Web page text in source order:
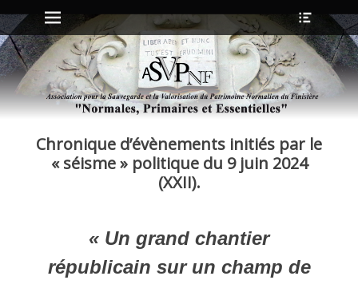
Menu principal
Aller
au
contenu
l’en-
tête
Chronique d’évènements initiés par le
« séisme » politique du 9 juin 2024
(XXII).
« Un grand chantier
républicain sur un champ de